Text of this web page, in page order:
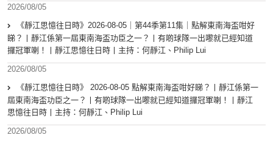
2026/08/05
《靜江思憶往日時》2026-08-05｜第44季第11集｜點解東南海盃咁好
睇？丨靜江係第一屆東南海盃功臣之一？丨有啲球隊一出嚟就已經知道
攞冠軍喇！丨靜江思憶往日時丨主持：何靜江、Philip Lui
2026/08/05
《靜江思憶往日時》 2026-08-05 點解東南海盃咁好睇？丨靜江係第一
屆東南海盃功臣之一？丨有啲球隊一出嚟就已經知道攞冠軍喇！丨靜江
思憶往日時丨主持：何靜江、Philip Lui
2026/08/05